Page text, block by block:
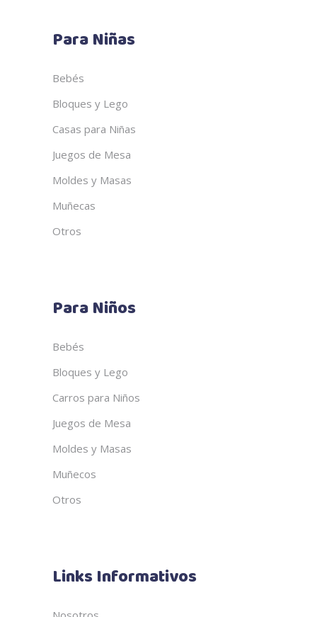
Para Niñas
Bebés
Bloques y Lego
Casas para Niñas
Juegos de Mesa
Moldes y Masas
Muñecas
Otros
Para Niños
Bebés
Bloques y Lego
Carros para Niños
Juegos de Mesa
Moldes y Masas
Muñecos
Otros
Links Informativos